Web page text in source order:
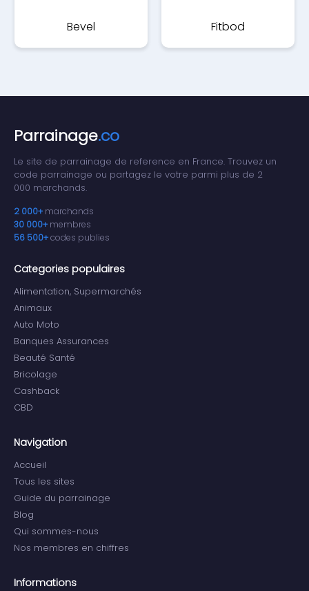
Bevel Fitbod
Parrainage.co
Le site de parrainage de reference en France. Trouvez un
code parrainage ou partagez le votre parmi plus de 2
000 marchands.
2 000+ marchands
30 000+ membres
56 500+codes publies
Categories populaires
Alimentation, Supermarchés
Animaux
Auto Moto
Banques Assurances
Beauté Santé
Bricolage
Cashback
CBD
Navigation
Accueil
Tous les sites
Guide du parrainage
Blog
Qui sommes-nous
Nos membres en chiffres
Informations